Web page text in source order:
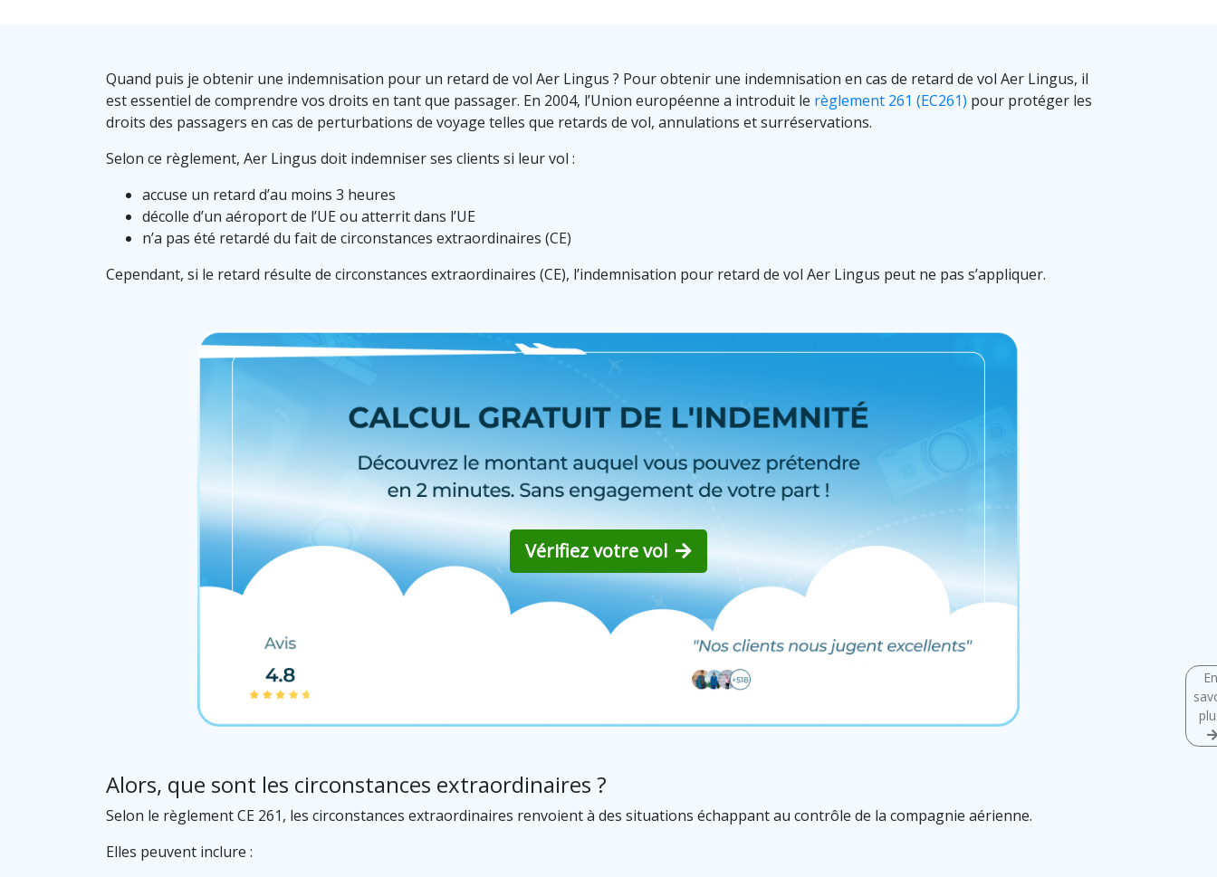
Quand puis je obtenir une indemnisation pour un retard de vol Aer Lingus ? Pour obtenir une indemnisation en cas de retard de vol Aer Lingus, il
est essentiel de comprendre vos droits en tant que passager. En 2004, l’Union européenne a introduit le règlement 261 (EC261) pour protéger les
droits des passagers en cas de perturbations de voyage telles que retards de vol, annulations et surréservations.
Selon ce règlement, Aer Lingus doit indemniser ses clients si leur vol :
accuse un retard d’au moins 3 heures
décolle d’un aéroport de l’UE ou atterrit dans l’UE
n’a pas été retardé du fait de circonstances extraordinaires (CE)
Cependant, si le retard résulte de circonstances extraordinaires (CE), l’indemnisation pour retard de vol Aer Lingus peut ne pas s’appliquer.
Vérifiez votre vol
En
Alors, que sont les circonstances extraordinaires ?
Selon le règlement CE 261, les circonstances extraordinaires renvoient à des situations échappant au contrôle de la compagnie aérienne.
Elles peuvent inclure :